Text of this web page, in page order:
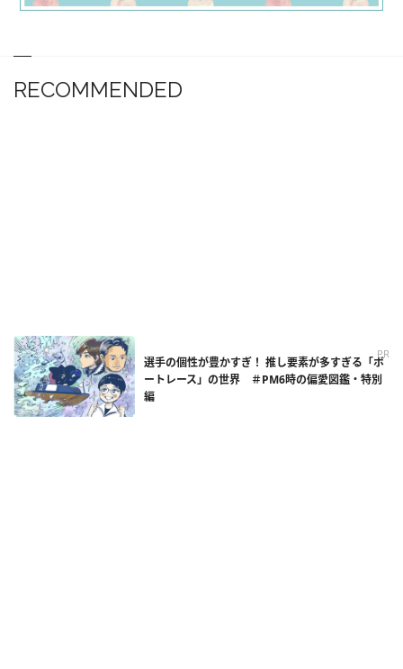
RECOMMENDED
PR
選手の個性が豊かすぎ！ 推し要素が多すぎる「ボ
ートレース」の世界 ＃PM6時の偏愛図鑑・特別
編